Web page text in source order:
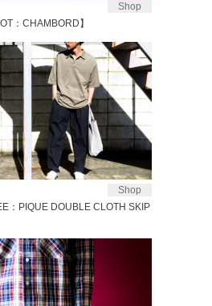
Shop
：CHAMBORD】
Shop
：PIQUE DOUBLE CLOTH SKIP